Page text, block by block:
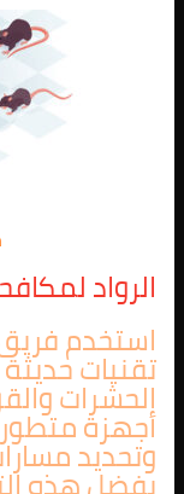
الرواد
استخدم فريق
تقنيات
الحشرات
أجهزة
وتحديد